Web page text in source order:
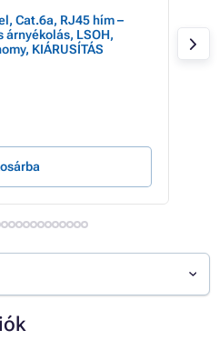
Cat.6a, RJ45 hím –
árnyékolás, LSOH,
KIÁRUSÍTÁS
Gb/